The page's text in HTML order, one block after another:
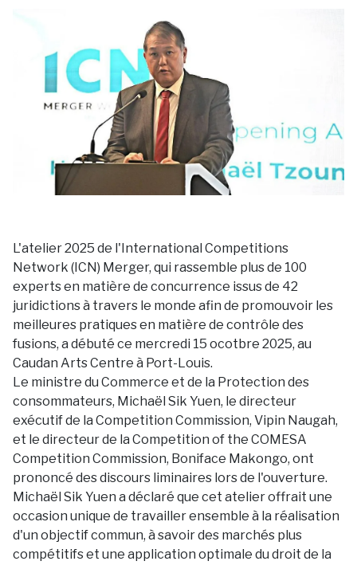
L'atelier 2025 de l'International Competitions
Network (ICN) Merger, qui rassemble plus de 100
experts en matière de concurrence issus de 42
juridictions à travers le monde afin de promouvoir les
meilleures pratiques en matière de contrôle des
fusions, a débuté ce mercredi 15 ocotbre 2025, au
Caudan Arts Centre à Port-Louis.
Le ministre du Commerce et de la Protection des
consommateurs, Michaël Sik Yuen, le directeur
exécutif de la Competition Commission, Vipin Naugah,
et le directeur de la Competition of the COMESA
Competition Commission, Boniface Makongo, ont
prononcé des discours liminaires lors de l'ouverture.
Michaël Sik Yuen a déclaré que cet atelier offrait une
occasion unique de travailler ensemble à la réalisation
d'un objectif commun, à savoir des marchés plus
compétitifs et une application optimale du droit de la